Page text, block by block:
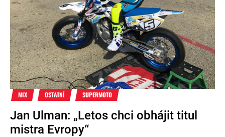
MIX OSTATNÍ SUPERMOTO
Jan Ulman: „Letos chci obhájit titul
mistra Evropy“